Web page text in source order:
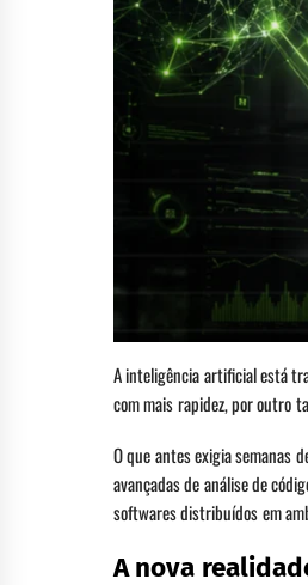
A inteligência artificial está
com mais rapidez, por outro
O que antes exigia semanas
avançadas de análise de
softwares distribuídos em
A nova